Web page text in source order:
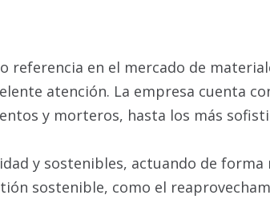
referencia en el mercado de
atención. La empresa cuenta
y morteros, hasta los más
y sostenibles, actuando de forma
sostenible, como el